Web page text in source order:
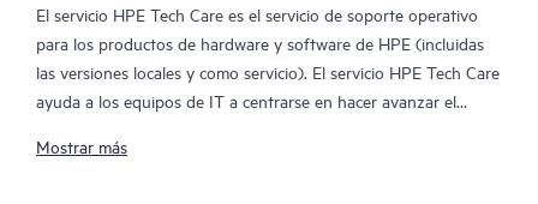
El servicio HPE Tech Care es el servicio de soporte operativo
para los productos de hardware y software de HPE (incluidas
las versiones locales y como servicio). El servicio HPE Tech Care
ayuda a los equipos de IT a centrarse en hacer avanzar el
las cosas, en lugar de tener que dedicarse tan solo a reaccionar
Mostrar más